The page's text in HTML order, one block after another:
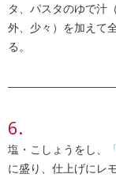
タ、パスタのゆで汁
外、少々）を加えて
る。
塩・こしょうをし、
に盛り、仕上げにレ